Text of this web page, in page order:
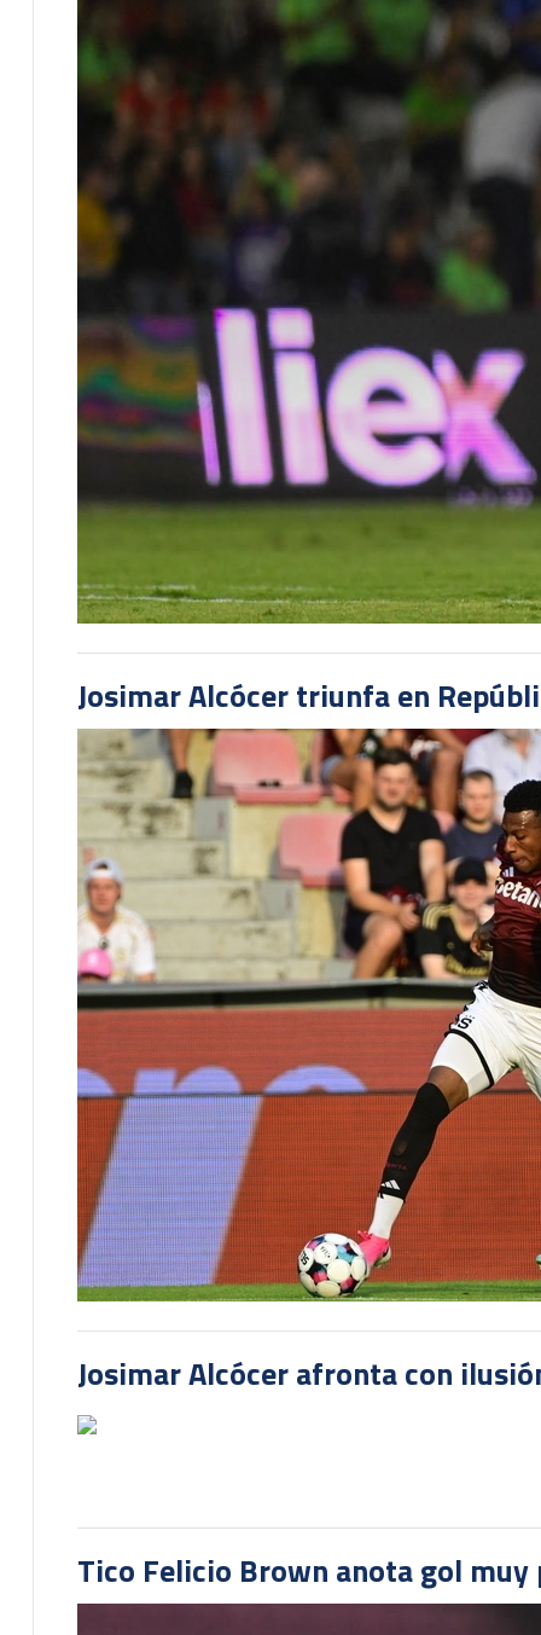
Josimar Alcócer triunfa en
Josimar Alcócer afronta con
Tico Felicio Brown anota gol muy